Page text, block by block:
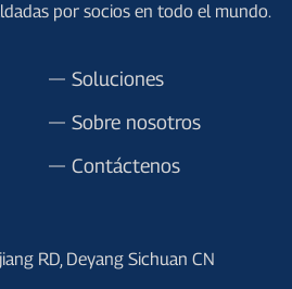
por socios en todo el mundo.
Soluciones
Sobre nosotros
Contáctenos
RD, Deyang Sichuan CN